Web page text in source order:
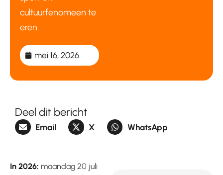
cultuurfenomeen te
eren.
mei 16, 2026
Deel dit bericht
Email X WhatsApp
In 2026: maandag 20 juli